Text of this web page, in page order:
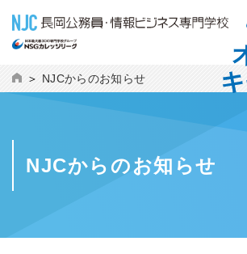
NJCからのお知らせ
NJCからのお知らせ